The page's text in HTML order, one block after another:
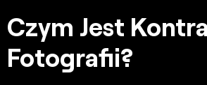
Czym Jest
Fotografii?